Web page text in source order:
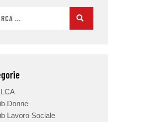
Donne
Lavoro Sociale